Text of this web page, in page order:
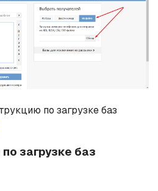
по загрузке баз
загрузке баз